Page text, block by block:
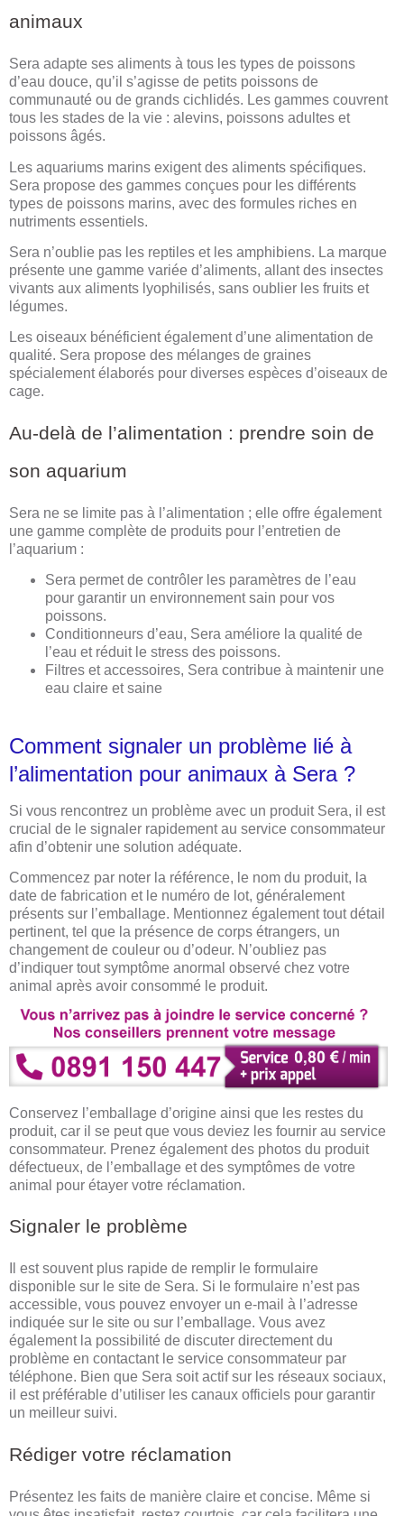
animaux
Sera adapte ses aliments à tous les types de poissons
d’eau douce, qu’il s’agisse de petits poissons de
communauté ou de grands cichlidés. Les gammes couvrent
tous les stades de la vie : alevins, poissons adultes et
poissons âgés.
Les aquariums marins exigent des aliments spécifiques.
Sera propose des gammes conçues pour les différents
types de poissons marins, avec des formules riches en
nutriments essentiels.
Sera n’oublie pas les reptiles et les amphibiens. La marque
présente une gamme variée d’aliments, allant des insectes
vivants aux aliments lyophilisés, sans oublier les fruits et
légumes.
Les oiseaux bénéficient également d’une alimentation de
qualité. Sera propose des mélanges de graines
spécialement élaborés pour diverses espèces d’oiseaux de
cage.
Au-delà de l’alimentation : prendre soin de
son aquarium
Sera ne se limite pas à l’alimentation ; elle offre également
une gamme complète de produits pour l’entretien de
l’aquarium :
Sera permet de contrôler les paramètres de l’eau
pour garantir un environnement sain pour vos
poissons.
Conditionneurs d’eau, Sera améliore la qualité de
l’eau et réduit le stress des poissons.
Filtres et accessoires, Sera contribue à maintenir une
eau claire et saine
Comment signaler un problème lié à
l’alimentation pour animaux à Sera ?
Si vous rencontrez un problème avec un produit Sera, il est
crucial de le signaler rapidement au service consommateur
afin d’obtenir une solution adéquate.
Commencez par noter la référence, le nom du produit, la
date de fabrication et le numéro de lot, généralement
présents sur l’emballage. Mentionnez également tout détail
pertinent, tel que la présence de corps étrangers, un
changement de couleur ou d’odeur. N’oubliez pas
d’indiquer tout symptôme anormal observé chez votre
animal après avoir consommé le produit.
Conservez l’emballage d’origine ainsi que les restes du
produit, car il se peut que vous deviez les fournir au service
consommateur. Prenez également des photos du produit
défectueux, de l’emballage et des symptômes de votre
animal pour étayer votre réclamation.
Signaler le problème
Il est souvent plus rapide de remplir le formulaire
disponible sur le site de Sera. Si le formulaire n’est pas
accessible, vous pouvez envoyer un e-mail à l’adresse
indiquée sur le site ou sur l’emballage. Vous avez
également la possibilité de discuter directement du
problème en contactant le service consommateur par
téléphone. Bien que Sera soit actif sur les réseaux sociaux,
il est préférable d’utiliser les canaux officiels pour garantir
un meilleur suivi.
Rédiger votre réclamation
Présentez les faits de manière claire et concise. Même si